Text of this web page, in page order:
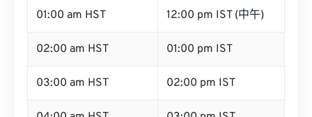
01:00 am HST 12:00 pm IST (中午)
02:00 am HST 01:00 pm IST
03:00 am HST 02:00 pm IST